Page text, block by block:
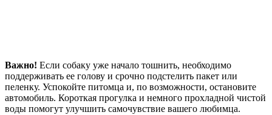
Важно! Если собаку уже начало тошнить, необходимо
поддерживать ее голову и срочно подстелить пакет или
пеленку. Успокойте питомца и, по возможности, остановите
автомобиль. Короткая прогулка и немного прохладной чистой
воды помогут улучшить самочувствие вашего любимца.